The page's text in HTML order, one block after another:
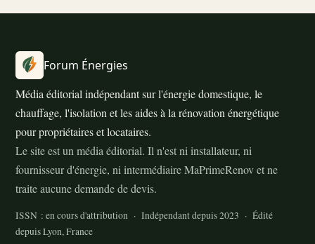
Forum Énergies
Média éditorial indépendant sur l'énergie domestique, le
chauffage, l'isolation et les aides à la rénovation énergétique
pour propriétaires et locataires.
Le site est un média éditorial. Il n'est ni installateur, ni
fournisseur d'énergie, ni intermédiaire MaPrimeRenov et ne
traite aucune demande de devis.
ISSN : en cours d'attribution · Indépendant depuis 2023 · Édité
depuis Lyon, France